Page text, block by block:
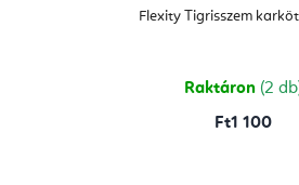
Flexity Tigrisszem
Raktáron (2
Ft1 100